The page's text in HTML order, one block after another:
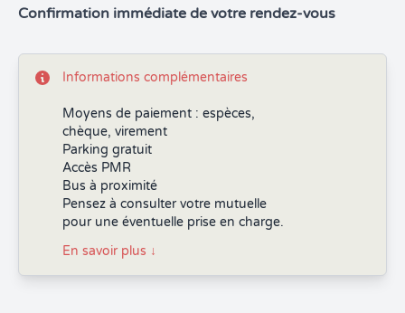
Confirmation immédiate de votre rendez-vous
Informations complémentaires
Moyens de paiement : espèces,
chèque, virement
Parking gratuit
Accès PMR
Bus à proximité
Pensez à consulter votre mutuelle
pour une éventuelle prise en charge.
En savoir plus ↓